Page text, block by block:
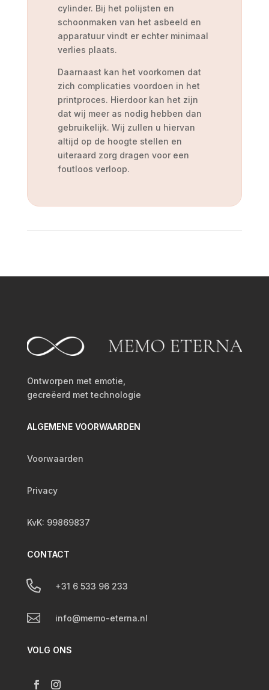
cylinder. Bij het polijsten en
schoonmaken van het asbeeld en
apparatuur vindt er echter minimaal
verlies plaats.
Daarnaast kan het voorkomen dat
zich complicaties voordoen in het
printproces. Hierdoor kan het zijn
dat wij meer as nodig hebben dan
gebruikelijk. Wij zullen u hiervan
altijd op de hoogte stellen en
uiteraard zorg dragen voor een
foutloos verloop.
Ontworpen met emotie,
gecreëerd met technologie
ALGEMENE VOORWAARDEN
Voorwaarden
Privacy
KvK: 99869837
CONTACT
 +31 6 533 96 233
 info@memo-eterna.nl
VOLG ONS